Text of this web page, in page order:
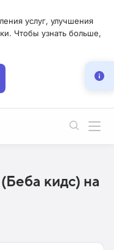
услуг, улучшения
Чтобы узнать больше,
кидс) на